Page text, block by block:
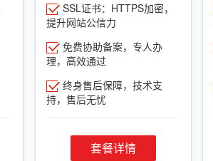
SSL证书：HTTPS加密，
提升网站公信力
免费协助备案，专人办
理，高效通过
终身售后保障，技术支
持，售后无忧
套餐详情